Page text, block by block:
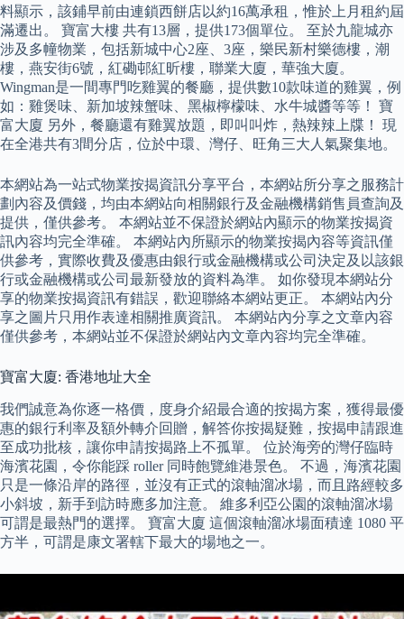
料顯示，該鋪早前由連鎖西餅店以約16萬承租，惟於上月租約屆
滿遷出。 寶富大樓 共有13層，提供173個單位。 至於九龍城亦
涉及多幢物業，包括新城中心2座、3座，樂民新村樂德樓，潮
樓，燕安街6號，紅磡邨紅昕樓，聯業大廈，華強大廈。
Wingman是一間專門吃雞翼的餐廳，提供數10款味道的雞翼，例
如：雞煲味、新加坡辣蟹味、黑椒檸檬味、水牛城醬等等！ 寶
富大廈 另外，餐廳還有雞翼放題，即叫叫炸，熱辣辣上牒！ 現
在全港共有3間分店，位於中環、灣仔、旺角三大人氣聚集地。
本網站為一站式物業按揭資訊分享平台，本網站所分享之服務計
劃內容及價錢，均由本網站向相關銀行及金融機構銷售員查詢及
提供，僅供參考。 本網站並不保證於網站內顯示的物業按揭資
訊內容均完全準確。 本網站內所顯示的物業按揭內容等資訊僅
供參考，實際收費及優惠由銀行或金融機構或公司決定及以該銀
行或金融機構或公司最新發放的資料為準。 如你發現本網站分
享的物業按揭資訊有錯誤，歡迎聯絡本網站更正。 本網站內分
享之圖片只用作表達相關推廣資訊。 本網站內分享之文章內容
僅供參考，本網站並不保證於網站內文章內容均完全準確。
寶富大廈: 香港地址大全
我們誠意為你逐一格價，度身介紹最合適的按揭方案，獲得最優
惠的銀行利率及額外轉介回贈，解答你按揭疑難，按揭申請跟進
至成功批核，讓你申請按揭路上不孤單。 位於海旁的灣仔臨時
海濱花園，令你能踩 roller 同時飽覽維港景色。 不過，海濱花園
只是一條沿岸的路徑，並沒有正式的滾軸溜冰場，而且路經較多
小斜坡，新手到訪時應多加注意。 維多利亞公園的滾軸溜冰場
可謂是最熱門的選擇。 寶富大廈 這個滾軸溜冰場面積達 1080 平
方半，可謂是康文署轄下最大的場地之一。